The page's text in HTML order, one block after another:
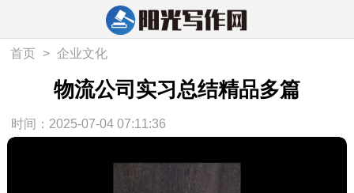
首页 > 企业文化
物流公司实习总结精品多篇
时间：2025-07-04 07:11:36